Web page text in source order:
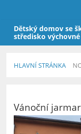
Dětský domov se
středisko
HLAVNÍ STRÁNKA
Vánoční